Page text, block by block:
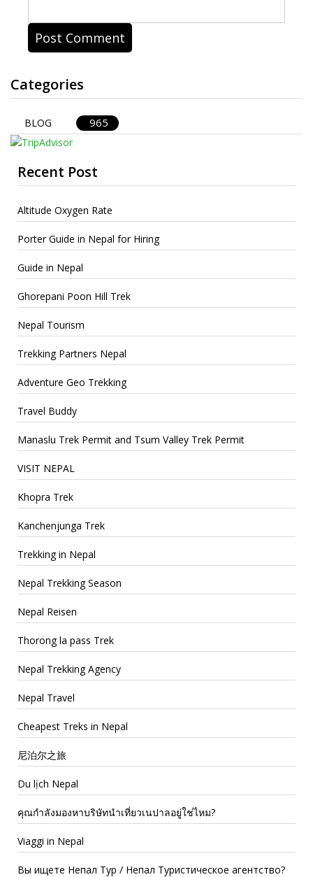
Categories
BLOG 965
Recent Post
Altitude Oxygen Rate
Porter Guide in Nepal for Hiring
Guide in Nepal
Ghorepani Poon Hill Trek
Nepal Tourism
Trekking Partners Nepal
Adventure Geo Trekking
Travel Buddy
Manaslu Trek Permit and Tsum Valley Trek Permit
VISIT NEPAL
Khopra Trek
Kanchenjunga Trek
Trekking in Nepal
Nepal Trekking Season
Nepal Reisen
Thorong la pass Trek
Nepal Trekking Agency
Nepal Travel
Cheapest Treks in Nepal
尼泊尔之旅
Du lịch Nepal
คุณกำลังมองหาบริษัทนำเที่ยวเนปาลอยู่ใช่ไหม?
Viaggi in Nepal
Вы ищете Непал Тур / Непал Туристическое агентство?